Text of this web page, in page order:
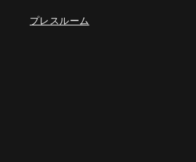
プレスルーム